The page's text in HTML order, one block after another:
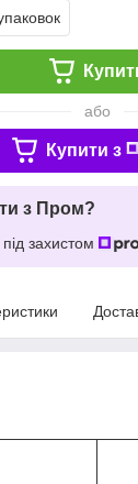
або
Купити з
з Пром?
захистом